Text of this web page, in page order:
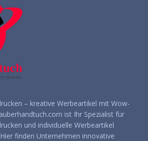
– kreative Werbeartikel mit Wow-
ist Ihr Spezialist für
und individuelle Werbeartikel
finden Unternehmen innovative